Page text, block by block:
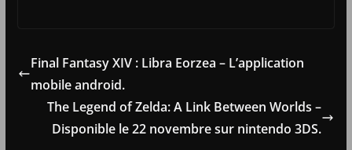
Final Fantasy XIV : Libra Eorzea – L’application
mobile android.
The Legend of Zelda: A Link Between Worlds –
Disponible le 22 novembre sur nintendo 3DS.